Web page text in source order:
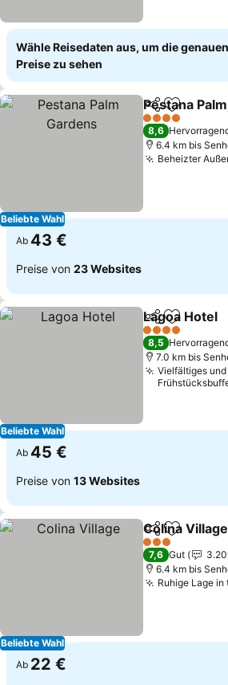
Wähle Reisedaten aus, um die genauen
Preise zu sehen
Beliebte Wahl
TeilenZu
Pestana
4 Sterne
8,6
6.4 km bis
Beheizter
Ab 43 €
Preise von 23 Websites
Beliebte Wahl
TeilenZu
Lagoa Hotel
4 Sterne
8,5
7.0 km bis
Vielfältiges
Ab 45 €
Preise von 13 Websites
Beliebte Wahl
TeilenZu
Colina Village
3 Sterne
7,6 Gut
6.4 km bis
Ruhige Lage in
Ab 22 €